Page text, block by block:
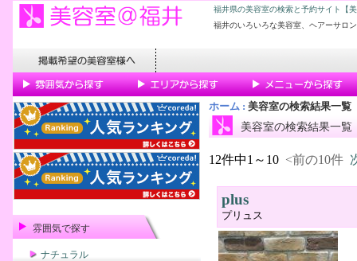
福井県の美容室の検索と予約サイト【
福井のいろいろな美容室、ヘアーサロ
雰囲気で探す
ナチュラル
ホーム : 美容室の検索結果一覧
美容室の検索結果一覧
12件中1～10 <前の10件
plus
プリュス